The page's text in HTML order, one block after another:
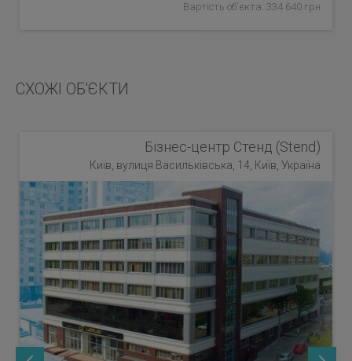
Вартість об'єкта: 334 640 грн
СХОЖІ ОБ'ЄКТИ
Бізнес-центр Стенд (Stend)
Київ, вулиця Васильківська, 14, Київ, Україна